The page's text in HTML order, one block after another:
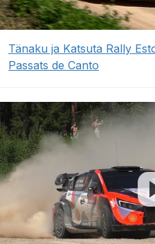
Tänaku ja Katsuta Rally
Passats de Canto